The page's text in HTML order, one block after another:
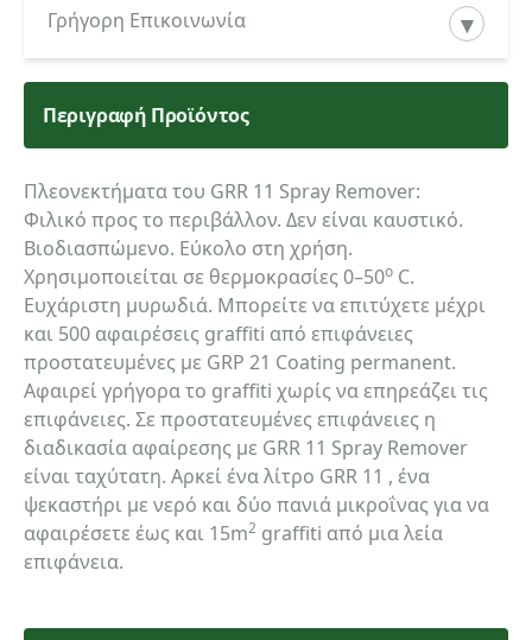
Γρήγορη Επικοινωνία
Κατηγορία ενδιαφερόμενου
Όνομα
Τηλέφωνο
email
Σχόλια:
Περιγραφή Προϊόντος
Πλεονεκτήματα του GRR 11 Spray Remover:
Φιλικό προς το περιβάλλον. Δεν είναι καυστικό.
Βιοδιασπώμενο. Εύκολο στη χρήση.
Χρησιμοποιείται σε θερμοκρασίες 0–50o C.
Ευχάριστη μυρωδιά. Μπορείτε να επιτύχετε μέχρι
και 500 αφαιρέσεις graffiti από επιφάνειες
προστατευμένες με GRP 21 Coating permanent.
Αφαιρεί γρήγορα το graffiti χωρίς να επηρεάζει τις
επιφάνειες. Σε προστατευμένες επιφάνειες η
διαδικασία αφαίρεσης με GRR 11 Spray Remover
είναι ταχύτατη. Αρκεί ένα λίτρο GRR 11 , ένα
ψεκαστήρι με νερό και δύο πανιά μικροΐνας για να
αφαιρέσετε έως και 15m2 graffiti από μια λεία
επιφάνεια.